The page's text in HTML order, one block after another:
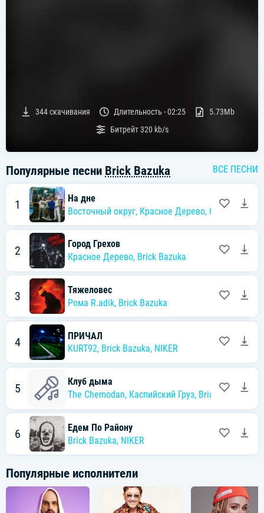
344скачивания Длительность -02:25
5.73Mb
Битрейт320 kb/s
Популярные песни Brick Bazuka ВСЕ ПЕСНИ
1
На дне
Восточный округ, Красное Дерево, Стёпа
2
Город Грехов
Красное Дерево, Brick Bazuka
3
Тяжеловес
Рома R.adik, Brick Bazuka
4
ПРИЧАЛ
KURT92, Brick Bazuka, NIKER
5
Клуб дыма
The Chemodan, Каспийский Груз, Brick Bazuka
6
Едем По Району
Brick Bazuka, NIKER
Популярные исполнители